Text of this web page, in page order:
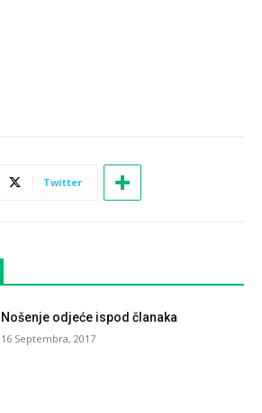
Twitter
Nošenje odjeće ispod članaka
16 Septembra, 2017